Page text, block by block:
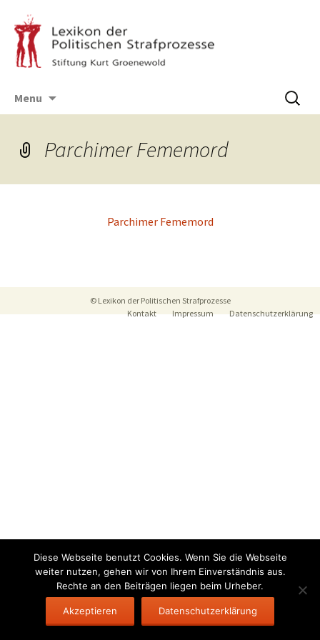
Menu
Suchen
nach:
Parchimer Fememord
Parchi­mer Fememord
© Lexikon der Politischen Strafprozesse
Kontakt
Impressum Datenschutzerklärung
Diese Webseite benutzt Cookies. Wenn Sie die Webseite
weiter nutzen, gehen wir von Ihrem Einverständnis aus.
Rechte an den Beiträgen liegen beim Urheber.
Akzeptieren Datenschutzerklärung